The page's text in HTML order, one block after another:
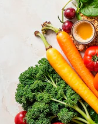
Copyright ©